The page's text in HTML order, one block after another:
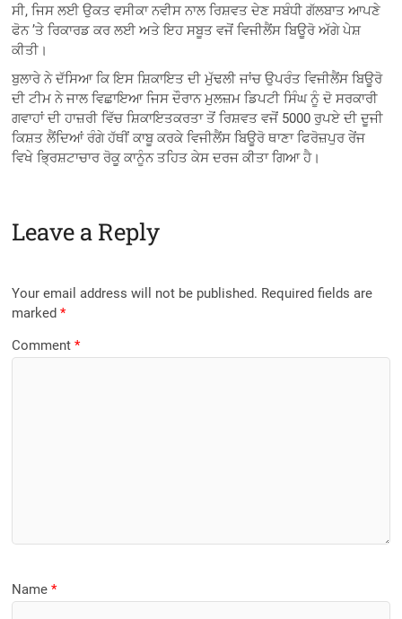
ਸੀ, ਜਿਸ ਲਈ ਉਕਤ ਵਸੀਕਾ ਨਵੀਸ ਨਾਲ ਰਿਸ਼ਵਤ ਦੇਣ ਸਬੰਧੀ ਗੱਲਬਾਤ ਆਪਣੇ
ਫੋਨ ’ਤੇ ਰਿਕਾਰਡ ਕਰ ਲਈ ਅਤੇ ਇਹ ਸਬੂਤ ਵਜੋਂ ਵਿਜੀਲੈਂਸ ਬਿਊਰੋ ਅੱਗੇ ਪੇਸ਼
ਕੀਤੀ।
ਬੁਲਾਰੇ ਨੇ ਦੱਸਿਆ ਕਿ ਇਸ ਸ਼ਿਕਾਇਤ ਦੀ ਮੁੱਢਲੀ ਜਾਂਚ ਉਪਰੰਤ ਵਿਜੀਲੈਂਸ ਬਿਊਰੋ
ਦੀ ਟੀਮ ਨੇ ਜਾਲ ਵਿਛਾਇਆ ਜਿਸ ਦੌਰਾਨ ਮੁਲਜ਼ਮ ਡਿਪਟੀ ਸਿੰਘ ਨੂੰ ਦੋ ਸਰਕਾਰੀ
ਗਵਾਹਾਂ ਦੀ ਹਾਜ਼ਰੀ ਵਿੱਚ ਸ਼ਿਕਾਇਤਕਰਤਾ ਤੋਂ ਰਿਸ਼ਵਤ ਵਜੋਂ 5000 ਰੁਪਏ ਦੀ ਦੂਜੀ
ਕਿਸ਼ਤ ਲੈਂਦਿਆਂ ਰੰਗੇ ਹੱਥੀਂ ਕਾਬੂ ਕਰਕੇ ਵਿਜੀਲੈਂਸ ਬਿਊਰੋ ਥਾਣਾ ਫਿਰੋਜ਼ਪੁਰ ਰੇਂਜ
ਵਿਖੇ ਭ੍ਰਿਸ਼ਟਾਚਾਰ ਰੋਕੂ ਕਾਨੂੰਨ ਤਹਿਤ ਕੇਸ ਦਰਜ ਕੀਤਾ ਗਿਆ ਹੈ।
Leave a Reply
Your email address will not be published. Required fields are
marked*
Comment*
Name*